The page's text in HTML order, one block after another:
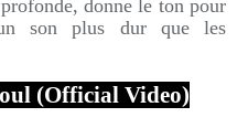
donne le ton pour
son plus dur que les
(Official Video)